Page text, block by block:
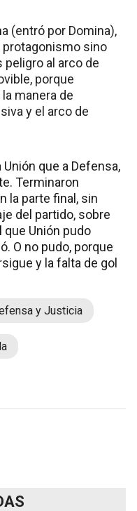
(entró por Domina),
protagonismo sino
al arco de
porque
manera de
y el arco de
que a Defensa,
Terminaron
la parte final, sin
del partido, sobre
Unión pudo
O no pudo, porque
y la falta de gol
y Justicia